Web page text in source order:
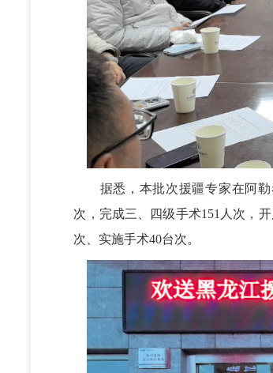
据悉，本批次援疆专家在阿勒
次，完成三、四级手术151人次，
次、实施手术40台次。